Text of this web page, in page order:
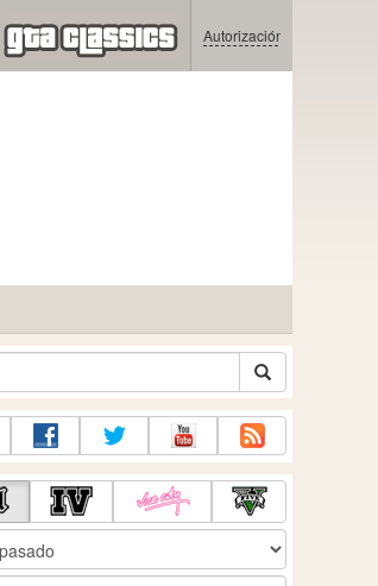
Autorización